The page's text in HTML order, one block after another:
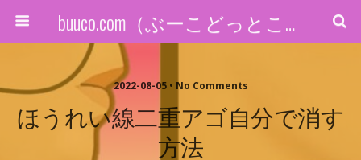
buuco.com（ぶーこどっとこむ）
2022-08-05 • No Comments
ほうれい線二重アゴ自分で消す
方法